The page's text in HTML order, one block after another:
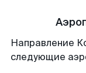
Направление
следующие